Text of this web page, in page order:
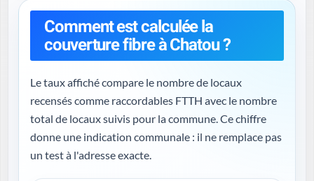
Comment est calculée la
couverture fibre à Chatou ?
Le taux affiché compare le nombre de locaux
recensés comme raccordables FTTH avec le nombre
total de locaux suivis pour la commune. Ce chiffre
donne une indication communale : il ne remplace pas
un test à l'adresse exacte.